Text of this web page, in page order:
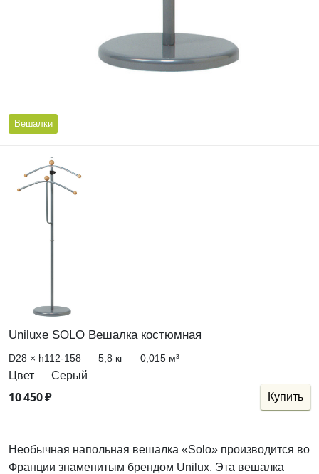
Вешалки
Uniluxe SOLO Вешалка костюмная
D28 × h112-158 5,8 кг 0,015 м³
Цвет Серый
10450₽ Купить
Необычная напольная вешалка «Solo» производится во
Франции знаменитым брендом Unilux. Эта вешалка